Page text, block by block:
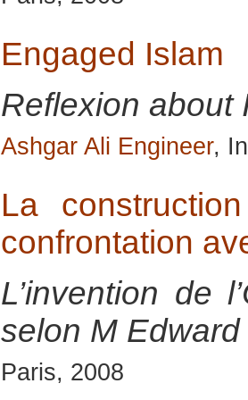
Engaged Islam
Reflexion about
Ashgar Ali Engineer,
La
confrontation
L’invention de
selon M
Paris, 2008